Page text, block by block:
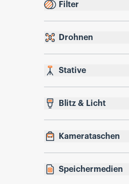
Filter
Drohnen
Stative
Blitz & Licht
Kamerataschen
Speichermedien